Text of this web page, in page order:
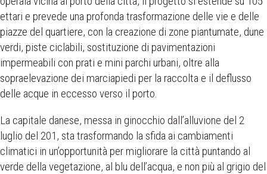
ettari e prevede una profonda trasformazione delle vie e delle
piazze del quartiere, con la creazione di zone piantumate, dune
verdi, piste ciclabili, sostituzione di pavimentazioni
impermeabili con prati e mini parchi urbani, oltre alla
sopraelevazione dei marciapiedi per la raccolta e il deflusso
delle acque in eccesso verso il porto.
La capitale danese, messa in ginocchio dall’alluvione del 2
luglio del 201, sta trasformando la sfida ai cambiamenti
climatici in un’opportunità per migliorare la città puntando al
verde della vegetazione, al blu dell’acqua, e non più al grigio del